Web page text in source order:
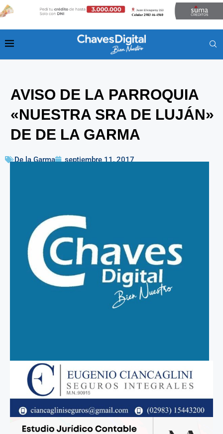
AVISO DE LA PARROQUIA
«NUESTRA SRA DE LUJÁN»
DE DE LA GARMA
De la Garma septiembre 11, 2017